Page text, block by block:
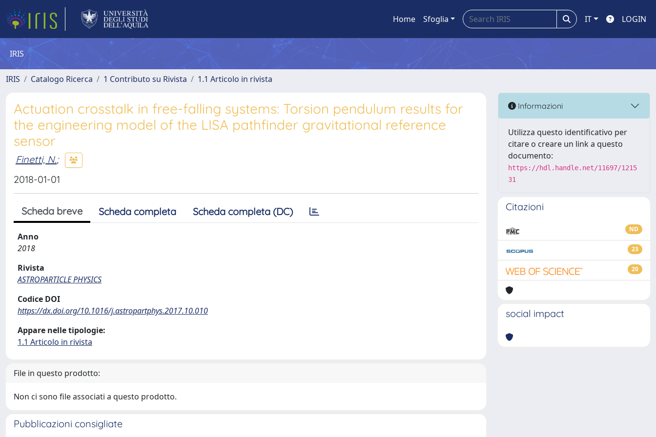
Home Sfoglia IT LOGIN
IRIS
IRIS Catalogo Ricerca 1 Contributo su Rivista 1.1 Articolo in rivista
Actuation crosstalk in free-falling systems: Torsion pendulum results for
the engineering model of the LISA pathfinder gravitational reference
sensor
Finetti, N.;
2018-01-01
Scheda breve Scheda completa Scheda completa (DC)
Anno
2018
Rivista
ASTROPARTICLE PHYSICS
Codice DOI
https://dx.doi.org/10.1016/j.astropartphys.2017.10.010
Appare nelle tipologie:
1.1 Articolo in rivista
File in questo prodotto:
Non ci sono file associati a questo prodotto.
Pubblicazioni consigliate
Informazioni
Utilizza questo identificativo per
citare o creare un link a questo
documento:
https://hdl.handle.net/11697/1215
31
Citazioni
ND
23
20
social impact